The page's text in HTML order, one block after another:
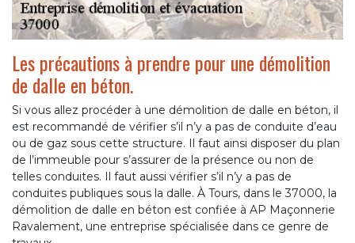
Les précautions à prendre pour une démolition
de dalle en béton.
Si vous allez procéder à une démolition de dalle en béton, il
est recommandé de vérifier s’il n’y a pas de conduite d’eau
ou de gaz sous cette structure. Il faut ainsi disposer du plan
de l’immeuble pour s’assurer de la présence ou non de
telles conduites. Il faut aussi vérifier s’il n’y a pas de
conduites publiques sous la dalle. À Tours, dans le 37000, la
démolition de dalle en béton est confiée à AP Maçonnerie
Ravalement, une entreprise spécialisée dans ce genre de